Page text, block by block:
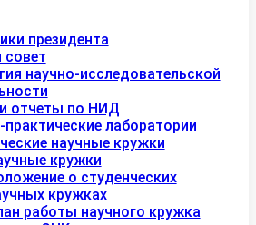
президента
научно-исследовательской
отчеты по НИД
практические лаборатории
научные кружки
кружки
о студенческих
кружках
работы научного кружка